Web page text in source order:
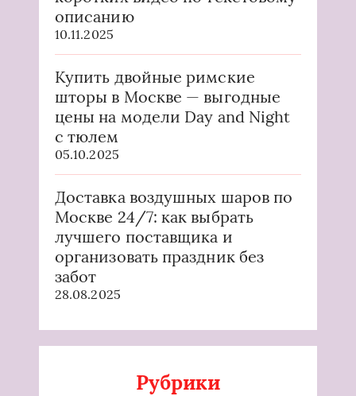
описанию
10.11.2025
Купить двойные римские
шторы в Москве — выгодные
цены на модели Day and Night
с тюлем
05.10.2025
Доставка воздушных шаров по
Москве 24/7: как выбрать
лучшего поставщика и
организовать праздник без
забот
28.08.2025
Рубрики